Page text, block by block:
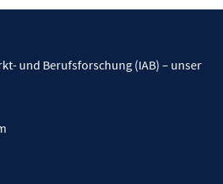
öffnen
und Berufsforschung (IAB) – unser